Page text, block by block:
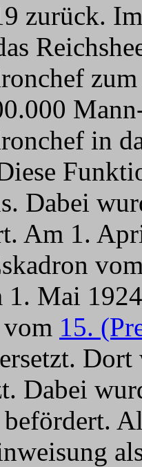
zurück.
in
Dabei
Am 1.
1. Mai
15.
Dabei